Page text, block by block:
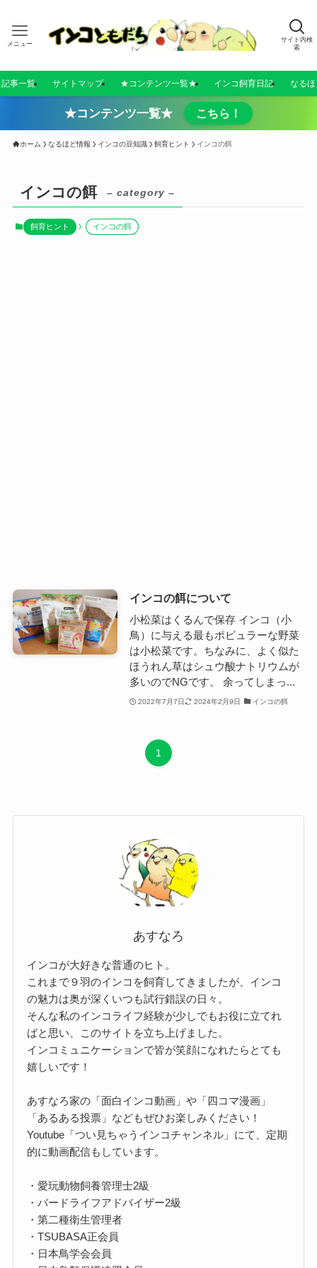
サイト内検
索
メニュー
事一覧 サイトマップ ★コンテンツ一覧★ インコ飼育日記 なる
★コンテンツ一覧★ こちら！
ホーム なるほど情報 インコの豆知識 飼育ヒント インコの餌
インコの餌 – category –
飼育ヒント インコの餌
インコの餌について
小松菜はくるんで保存 インコ（小
鳥）に与える最もポピュラーな野菜
は小松菜です。ちなみに、よく似た
ほうれん草はシュウ酸ナトリウムが
多いのでNGです。 余ってしまっ...
2022年7月7日 2024年2月9日 インコの餌
1
あすなろ
インコが大好きな普通のヒト。
これまで９羽のインコを飼育してきましたが、インコ
の魅力は奥が深くいつも試行錯誤の日々。
そんな私のインコライフ経験が少しでもお役に立てれ
ばと思い、このサイトを立ち上げました。
インコミュニケーションで皆が笑顔になれたらとても
嬉しいです！
あすなろ家の「面白インコ動画」や「四コマ漫画」
「あるある投票」などもぜひお楽しみください！
Youtube「つい見ちゃうインコチャンネル」にて、定期
的に動画配信もしています。
・愛玩動物飼養管理士2級
・バードライフアドバイザー2級
・第二種衛生管理者
・TSUBASA正会員
・日本鳥学会会員